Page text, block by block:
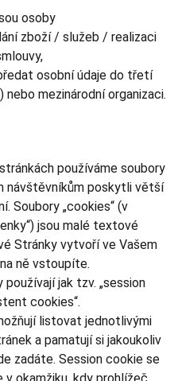
osoby
zboží / služeb / realizaci
osobní údaje do třetí
nebo mezinárodní organizaci.
používáme soubory
návštěvníkům poskytli větší
Soubory „cookies“ (v
jsou malé textové
Stránky vytvoří ve Vašem
ně vstoupíte.
jak tzv. „session
cookies“.
listovat jednotlivými
a pamatují si jakoukoliv
zadáte. Session cookie se